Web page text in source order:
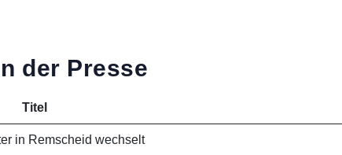
der Presse
Titel
in Remscheid wechselt